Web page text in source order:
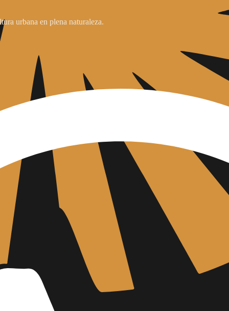
urbana en plena naturaleza.